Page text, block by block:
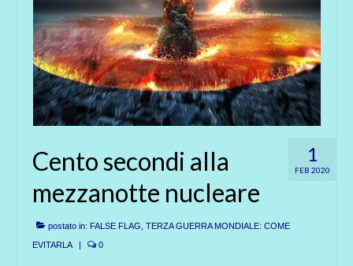
1
FEB 2020
Cento secondi alla
mezzanotte nucleare
postato in: FALSE FLAG, TERZA GUERRA MONDIALE: COME
EVITARLA
| 0